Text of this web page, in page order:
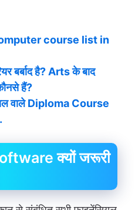
course list in
बर्बाद है? Arts के बाद
हैं?
वाले Diploma Course
क्यों जरूरी